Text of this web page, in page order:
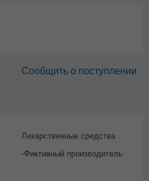
Сообщить о поступлении
Лекарственные средства
-Фиктивный производитель